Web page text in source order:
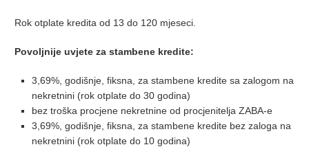
Rok otplate kredita od 13 do 120 mjeseci.
Povoljnije uvjete za stambene kredite:
3,69%, godišnje, fiksna, za stambene kredite sa zalogom na
nekretnini (rok otplate do 30 godina)
bez troška procjene nekretnine od procjenitelja ZABA-e
3,69%, godišnje, fiksna, za stambene kredite bez zaloga na
nekretnini (rok otplate do 10 godina)